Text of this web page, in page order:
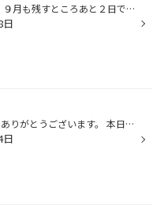
こんにちは。 ９月も残すところあと２日です。 増税前セールもあと２日でｓ。 毎日たくさんのご来店ありがとうございます。 今、メインで販売させて頂いているのはスタッドレスタイヤですが もちろん夏タイヤも在庫処分セール同時開催中です。 来年買おうと思っている方は必見です。 夏タイヤ、冬タ...
日
いつもご利用ありがとうございます。 本日９月２４日は店舗定休日となっております。 ご不便をお掛けしますがよろしくお願いいたします。
日